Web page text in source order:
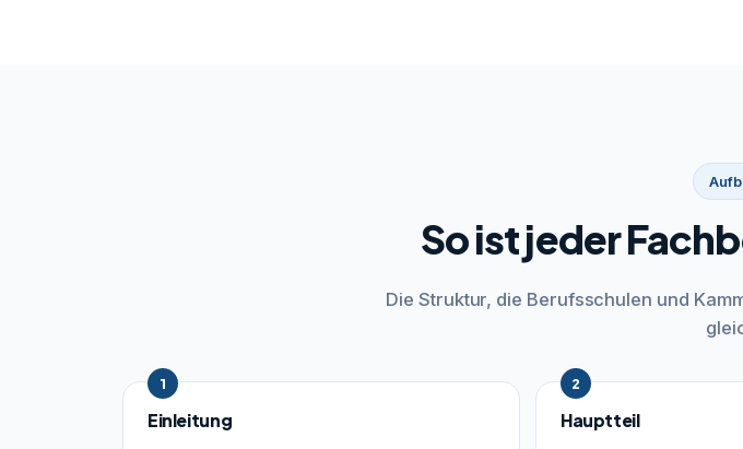
So ist jeder
Die Struktur, die Berufsschulen und
1
Einleitung
2
Hauptteil